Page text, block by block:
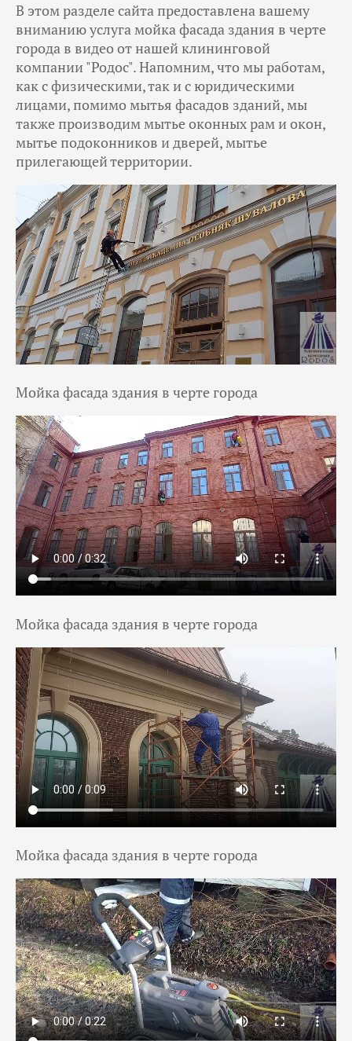
В этом разделе сайта предоставлена вашему
вниманию услуга мойка фасада здания в черте
города в видео от нашей клининговой
компании "Родос". Напомним, что мы работам,
как с физическими, так и с юридическими
лицами, помимо мытья фасадов зданий, мы
также производим мытье оконных рам и окон,
мытье подоконников и дверей, мытье
прилегающей территории.
Мойка фасада здания в черте города
Мойка фасада здания в черте города
Мойка фасада здания в черте города